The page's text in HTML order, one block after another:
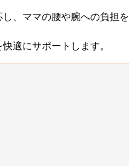
、ママの腰や腕への負担を
適にサポートします。